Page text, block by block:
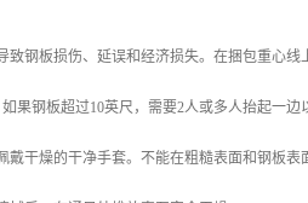
钢板损伤、延误和经济损失。在捆包重心
果钢板超过10英尺，需要2人或多人抬起一
干燥的干净手套。不能在粗糙表面和钢板